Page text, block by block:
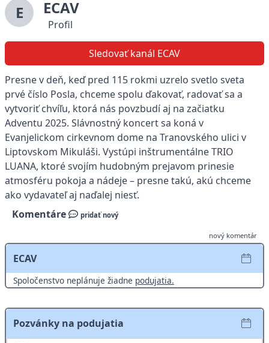
E ECAV
Profil
Sledovať kanál ECAV
Presne v deň, keď pred 115 rokmi uzrelo svetlo sveta
prvé číslo Posla, chceme spolu ďakovať, radovať sa a
vytvoriť chvíľu, ktorá nás povzbudí aj na začiatku
Adventu 2025. Slávnostný koncert sa koná v
Evanjelickom cirkevnom dome na Tranovského ulici v
Liptovskom Mikuláši. Vystúpi inštrumentálne TRIO
LUANA, ktoré svojím hudobným prejavom prinesie
atmosféru pokoja a nádeje – presne takú, akú chceme
ako vydavateľ aj naďalej niesť.
Komentáre
pridať nový
nový komentár
ECAV
Spoločenstvo neplánuje žiadne podujatia.
Pozvánky na podujatia